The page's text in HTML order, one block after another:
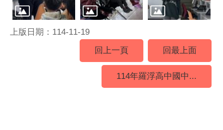
上版日期：114-11-19
回上一頁
回最上面
114年羅浮高中國中...